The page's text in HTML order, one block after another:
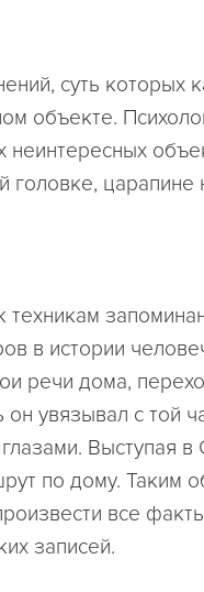
суть которых
объекте.
царапине
в истории
речи дома,
увязывал с той
Выступая
по дому. Таким
все
записей.